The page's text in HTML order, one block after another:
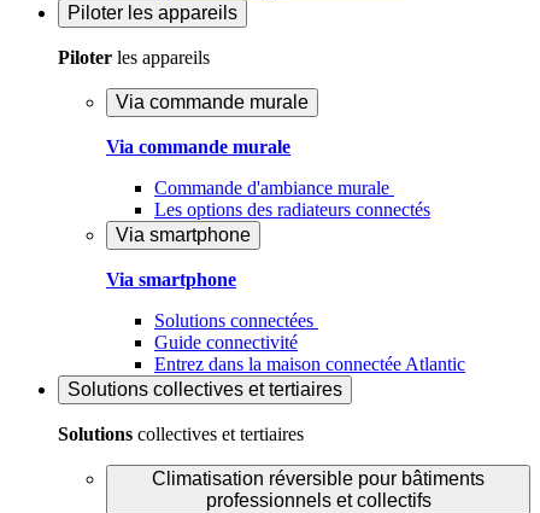
Piloter les appareils
Piloter les appareils
Via commande murale
Via commande murale
Commande d'ambiance murale
Les options des radiateurs connectés
Via smartphone
Via smartphone
Solutions connectées
Guide connectivité
Entrez dans la maison connectée Atlantic
Solutions collectives et tertiaires
Solutions collectives et tertiaires
Climatisation réversible pour bâtiments
professionnels et collectifs